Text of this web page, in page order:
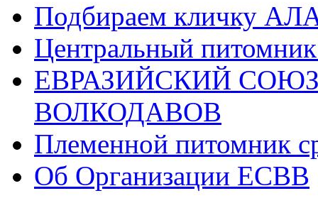
Подбираем кличку
Центральный
ЕВРАЗИЙСКИЙ
ВОЛКОДАВОВ
Племенной питомник
Об Организации ЕСВВ